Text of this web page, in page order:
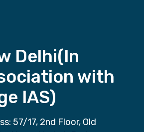
Delhi(In
with
IAS)
57/17, 2nd Floor, Old